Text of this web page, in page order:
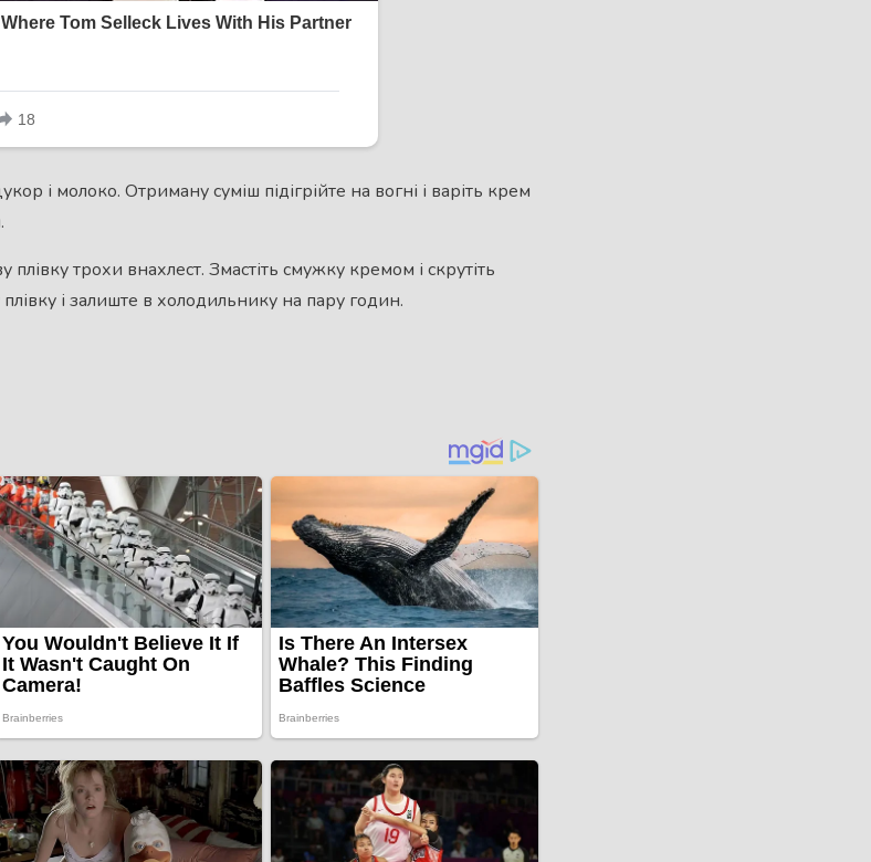
і молоко. Отриману суміш підігрійте на вогні і варіть крем
плівку трохи внахлест. Змастіть смужку кремом і скрутіть
і залиште в холодильнику на пару годин.